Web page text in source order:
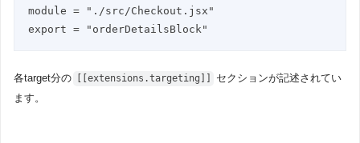
module = "./src/Checkout.jsx"
export = "orderDetailsBlock"
各target分の [[extensions.targeting]]
セクションが記述されてい
ます。